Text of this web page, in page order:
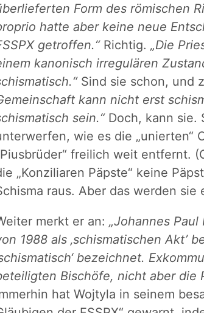
Form des römischen
hatte aber keine neue
getroffen.“Richtig. „Die
kanonisch irregulären
Sind sie schon, und
kann nicht erst
sein.“Doch, kann sie.
wie es die „unierten“
freilich weit entfernt.
„Konziliaren Päpste“ keine
raus. Aber das werden sie
merkt er an: „Johannes
1988 als ‚schismatischen Akt’
bezeichnet.
Bischöfe, nicht aber die
hat Wojtyla in seinem